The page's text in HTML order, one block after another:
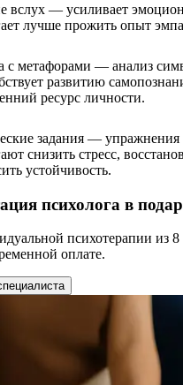
вслух — усиливает
лучше прожить опыт
с метафорами — анализ
развитию
ресурс личности.
задания —
снизить стресс,
устойчивость.
психолога в
психотерапии из 8
оплате.